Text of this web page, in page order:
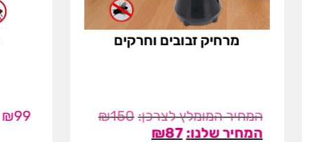
מרחיק זבובים וחרקים
₪150
₪87
₪99